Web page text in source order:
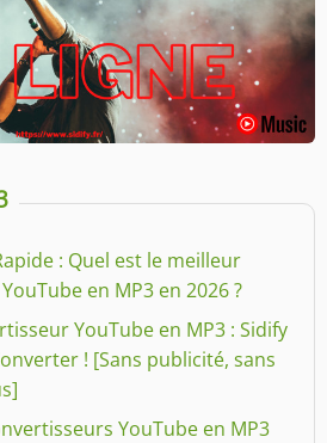
: Quel est le meilleur
en MP3 en 2026 ?
YouTube en MP3 : Sidify
! [Sans publicité, sans
YouTube en MP3